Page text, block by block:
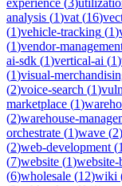
analysis (1)vat (16)
(1)vehicle-tracking (1)
(1)vendor-
ai-sdk (1)vertical-ai (1)
(1)visual-
(2)voice-search (1)
marketplace (1)
(2)warehouse-
orchestrate (1)wave (2)
(2)web-development (1
(7)website (1)
(6)wholesale (12)wiki